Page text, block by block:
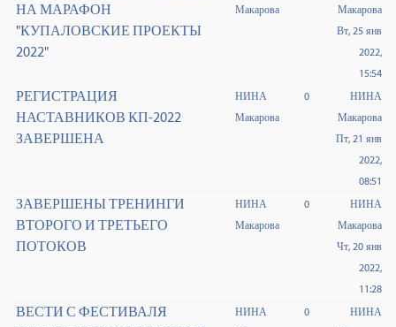
НА МАРАФОН
"КУПАЛОВСКИЕ ПРОЕКТЫ
2022"
Макарова
Макарова
Вт, 25 янв
2022,
15:54
РЕГИСТРАЦИЯ
НАСТАВНИКОВ КП-2022
ЗАВЕРШЕНА
НИНА
Макарова
0
НИНА
Макарова
Пт, 21 янв
2022,
08:51
ЗАВЕРШЕНЫ ТРЕНИНГИ
ВТОРОГО И ТРЕТЬЕГО
ПОТОКОВ
НИНА
Макарова
0
НИНА
Макарова
Чт, 20 янв
2022,
11:28
ВЕСТИ С ФЕСТИВАЛЯ
НИНА
0
НИНА